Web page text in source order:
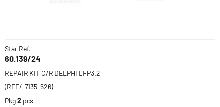
Star Ref.
60.139/24
REPAIR KIT C/R DELPHI DFP3.2
(REF/-7135-526)
Pkg2 pcs